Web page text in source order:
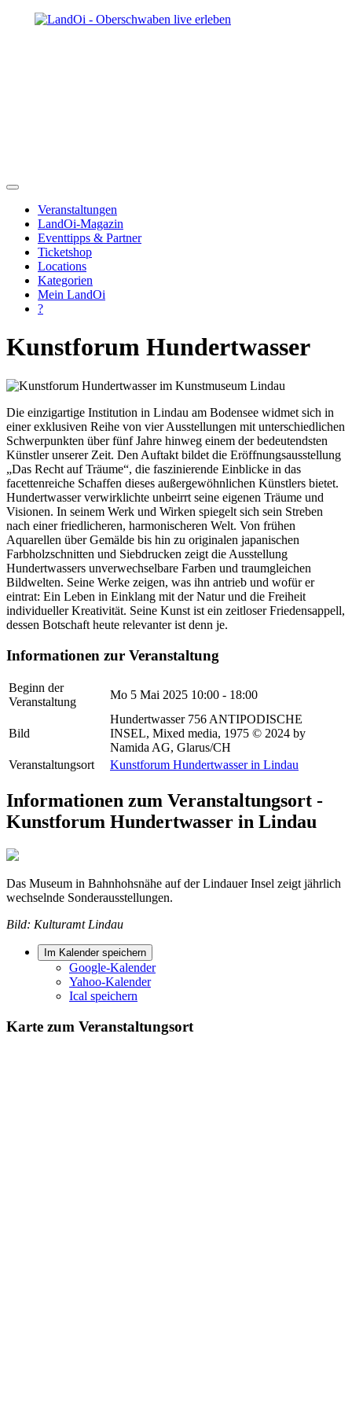
Veranstaltungen
LandOi-Magazin
Eventtipps & Partner
Ticketshop
Locations
Kategorien
Mein LandOi
?
Kunstforum Hundertwasser
Die einzigartige Institution in Lindau am Bodensee widmet sich in
einer exklusiven Reihe von vier Ausstellungen mit unterschiedlichen
Schwerpunkten über fünf Jahre hinweg einem der bedeutendsten
Künstler unserer Zeit. Den Auftakt bildet die Eröffnungsausstellung
„Das Recht auf Träume“, die faszinierende Einblicke in das
facettenreiche Schaffen dieses außergewöhnlichen Künstlers bietet.
Hundertwasser verwirklichte unbeirrt seine eigenen Träume und
Visionen. In seinem Werk und Wirken spiegelt sich sein Streben
nach einer friedlicheren, harmonischeren Welt. Von frühen
Aquarellen über Gemälde bis hin zu originalen japanischen
Farbholzschnitten und Siebdrucken zeigt die Ausstellung
Hundertwassers unverwechselbare Farben und traumgleichen
Bildwelten. Seine Werke zeigen, was ihn antrieb und wofür er
eintrat: Ein Leben in Einklang mit der Natur und die Freiheit
individueller Kreativität. Seine Kunst ist ein zeitloser Friedensappell,
dessen Botschaft heute relevanter ist denn je.
Informationen zur Veranstaltung
Beginn der
Veranstaltung
Mo 5 Mai 2025 10:00 - 18:00
Bild
Hundertwasser 756 ANTIPODISCHE
INSEL, Mixed media, 1975 © 2024 by
Namida AG, Glarus/CH
Veranstaltungsort
Kunstforum Hundertwasser in Lindau
Informationen zum Veranstaltungsort -
Kunstforum Hundertwasser in Lindau
Das Museum in Bahnhohsnähe auf der Lindauer Insel zeigt jährlich
wechselnde Sonderausstellungen.
Bild: Kulturamt Lindau
Im Kalender speichern
Google-Kalender
Yahoo-Kalender
Ical speichern
Karte zum Veranstaltungsort